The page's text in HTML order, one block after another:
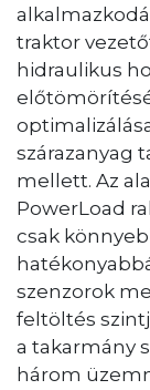
traktor
hidraulikus
szárazanyag
mellett. Az
PowerLoad
csak
szenzorok
feltöltés
a takarmány
három